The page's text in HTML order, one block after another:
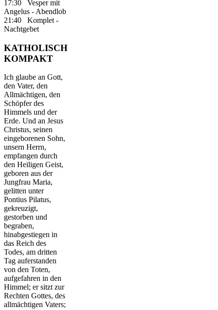
17:30 Vesper mit
Angelus - Abendlob
21:40 Komplet -
Nachtgebet
KATHOLISCH
KOMPAKT
Ich glaube an Gott,
den Vater, den
Allmächtigen, den
Schöpfer des
Himmels und der
Erde. Und an Jesus
Christus, seinen
eingeborenen Sohn,
unsern Herrn,
empfangen durch
den Heiligen Geist,
geboren aus der
Jungfrau Maria,
gelitten unter
Pontius Pilatus,
gekreuzigt,
gestorben und
begraben,
hinabgestiegen in
das Reich des
Todes, am dritten
Tag auferstanden
von den Toten,
aufgefahren in den
Himmel; er sitzt zur
Rechten Gottes, des
allmächtigen Vaters;